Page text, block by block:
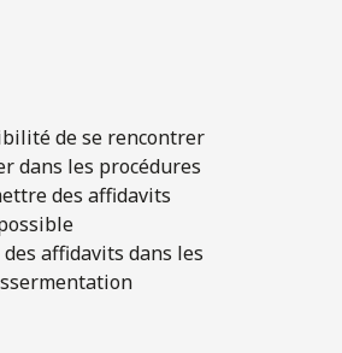
de se rencontrer
dans les procédures
des affidavits
affidavits dans les